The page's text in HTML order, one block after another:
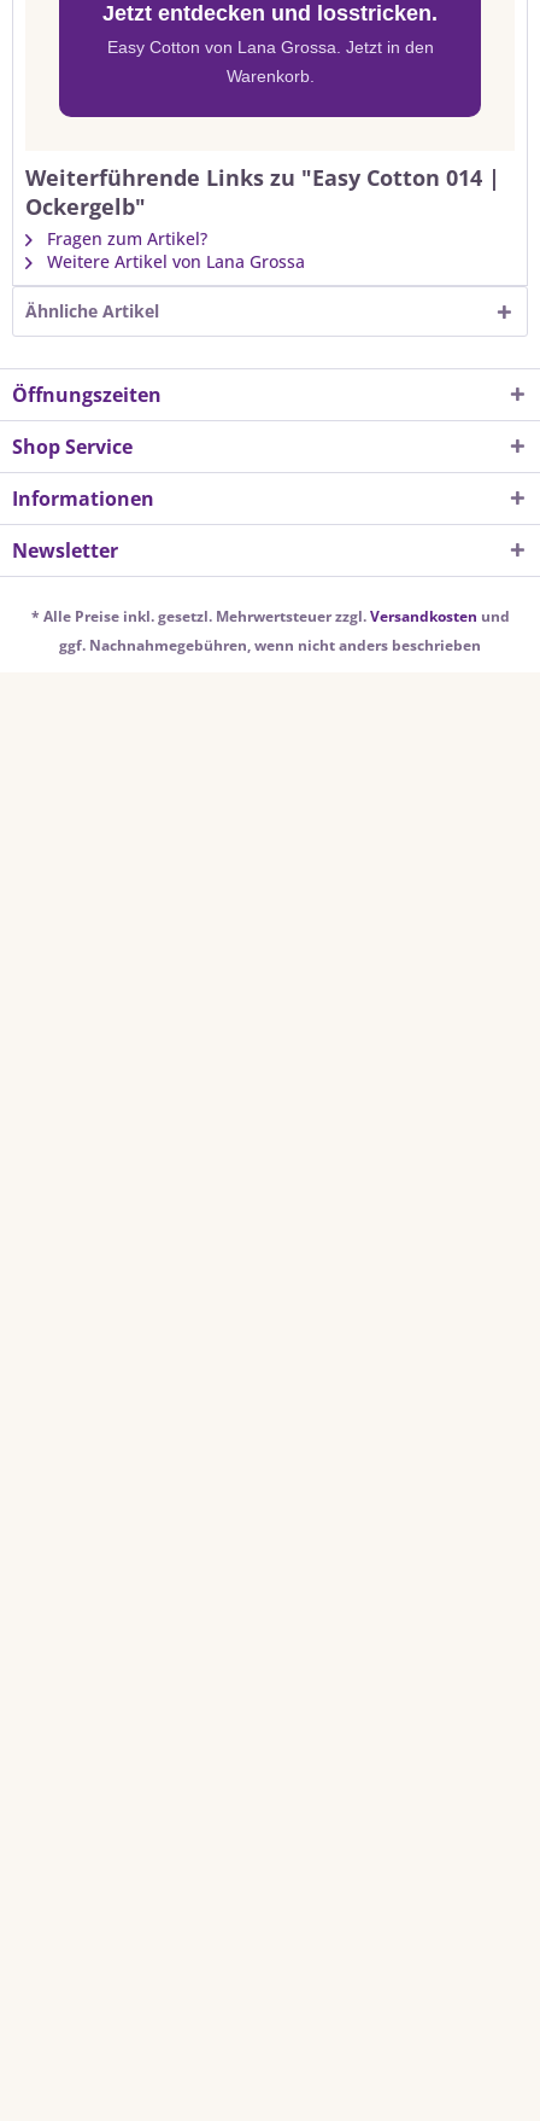
Jetzt entdecken und losstricken.
Easy Cotton von Lana Grossa. Jetzt in den
Warenkorb.
Weiterführende Links zu "Easy Cotton 014 |
Ockergelb"
Fragen zum Artikel?
Weitere Artikel von Lana Grossa
Ähnliche Artikel
Öffnungszeiten
Shop Service
Informationen
Newsletter
* Alle Preise inkl. gesetzl. Mehrwertsteuer zzgl.Versandkosten und
ggf. Nachnahmegebühren, wenn nicht anders beschrieben